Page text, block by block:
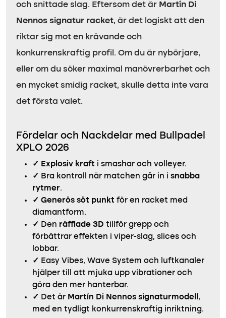
och snittade slag. Eftersom det är Martín Di
Nennos signatur racket, är det logiskt att den
riktar sig mot en krävande och
konkurrenskraftig profil. Om du är nybörjare,
eller om du söker maximal manövrerbarhet och
en mycket smidig racket, skulle detta inte vara
det första valet.
Fördelar och Nackdelar med Bullpadel
XPLO 2026
✓ Explosiv kraft i smashar och volleyer.
✓ Bra kontroll när matchen går in i snabba
rytmer.
✓ Generös söt punkt för en racket med
diamantform.
✓ Den räfflade 3D tillför grepp och
förbättrar effekten i viper-slag, slices och
lobbar.
✓ Easy Vibes, Wave System och luftkanaler
hjälper till att mjuka upp vibrationer och
göra den mer hanterbar.
✓ Det är Martín Di Nennos signaturmodell ,
med en tydligt konkurrenskraftig inriktning.